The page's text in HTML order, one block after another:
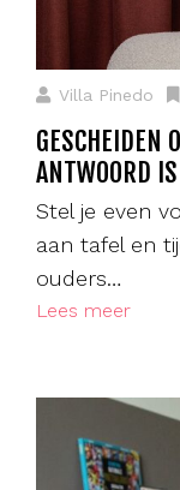
Villa Pinedo
GESCHEIDEN
ANTWOORD
Stel je even
aan tafel en
ouders…
Lees meer